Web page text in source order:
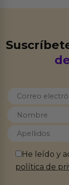
He leído y
política de